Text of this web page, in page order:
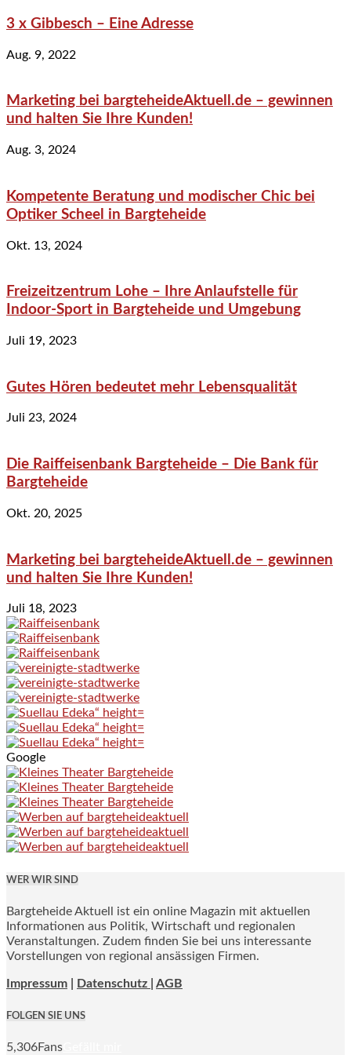
3 x Gibbesch – Eine Adresse
Aug. 9, 2022
Marketing bei bargteheideAktuell.de – gewinnen
und halten Sie Ihre Kunden!
Aug. 3, 2024
Kompetente Beratung und modischer Chic bei
Optiker Scheel in Bargteheide
Okt. 13, 2024
Freizeitzentrum Lohe – Ihre Anlaufstelle für
Indoor-Sport in Bargteheide und Umgebung
Juli 19, 2023
Gutes Hören bedeutet mehr Lebensqualität
Juli 23, 2024
Die Raiffeisenbank Bargteheide – Die Bank für
Bargteheide
Okt. 20, 2025
Marketing bei bargteheideAktuell.de – gewinnen
und halten Sie Ihre Kunden!
Juli 18, 2023
Google
WER WIR SIND
Bargteheide Aktuell ist ein online Magazin mit aktuellen
Informationen aus Politik, Wirtschaft und regionalen
Veranstaltungen. Zudem finden Sie bei uns interessante
Vorstellungen von regional ansässigen Firmen.
Impressum Datenschutz | AGB
FOLGEN SIE UNS
5,306Fans